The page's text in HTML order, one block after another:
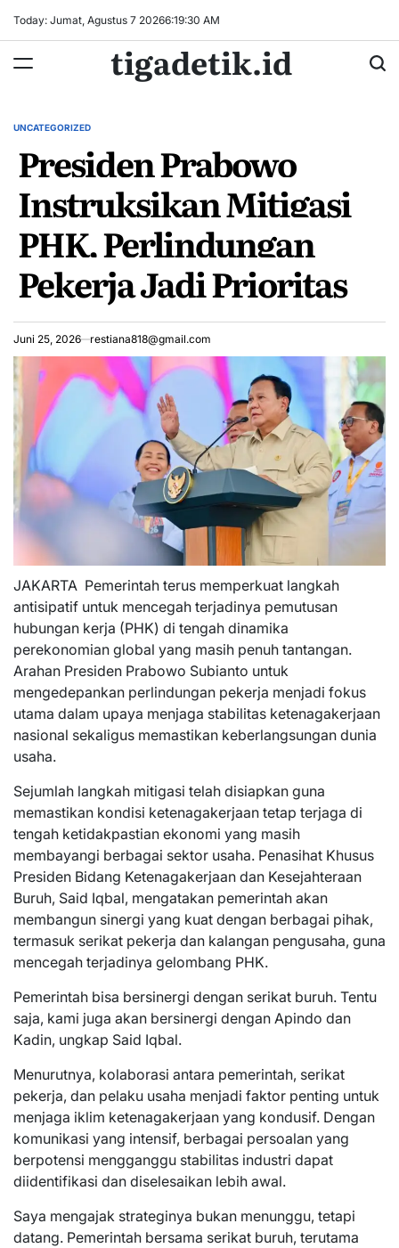
Today: Jumat, Agustus 7 20266:19:31 AM
tigadetik.id
POSTED
UNCATEGORIZED
Presiden Prabowo
Instruksikan Mitigasi
PHK, Perlindungan
Pekerja Jadi Prioritas
Juni 25, 2026 restiana818@gmail.com
JAKARTA  Pemerintah terus memperkuat langkah
antisipatif untuk mencegah terjadinya pemutusan
hubungan kerja (PHK) di tengah dinamika
perekonomian global yang masih penuh tantangan.
Arahan Presiden Prabowo Subianto untuk
mengedepankan perlindungan pekerja menjadi fokus
utama dalam upaya menjaga stabilitas ketenagakerjaan
nasional sekaligus memastikan keberlangsungan dunia
usaha.
Sejumlah langkah mitigasi telah disiapkan guna
memastikan kondisi ketenagakerjaan tetap terjaga di
tengah ketidakpastian ekonomi yang masih
membayangi berbagai sektor usaha. Penasihat Khusus
Presiden Bidang Ketenagakerjaan dan Kesejahteraan
Buruh, Said Iqbal, mengatakan pemerintah akan
membangun sinergi yang kuat dengan berbagai pihak,
termasuk serikat pekerja dan kalangan pengusaha, guna
mencegah terjadinya gelombang PHK.
Pemerintah bisa bersinergi dengan serikat buruh. Tentu
saja, kami juga akan bersinergi dengan Apindo dan
Kadin, ungkap Said Iqbal.
Menurutnya, kolaborasi antara pemerintah, serikat
pekerja, dan pelaku usaha menjadi faktor penting untuk
menjaga iklim ketenagakerjaan yang kondusif. Dengan
komunikasi yang intensif, berbagai persoalan yang
berpotensi mengganggu stabilitas industri dapat
diidentifikasi dan diselesaikan lebih awal.
Saya mengajak strateginya bukan menunggu, tetapi
datang. Pemerintah bersama serikat buruh, terutama